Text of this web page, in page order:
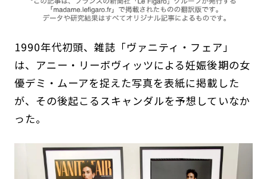
1990年代初頭、雑誌「ヴァニティ・フェア」
は、アニー・リーボヴィッツによる妊娠後期の女
優デミ・ムーアを捉えた写真を表紙に掲載した
が、その後起こるスキャンダルを予想していなか
った。